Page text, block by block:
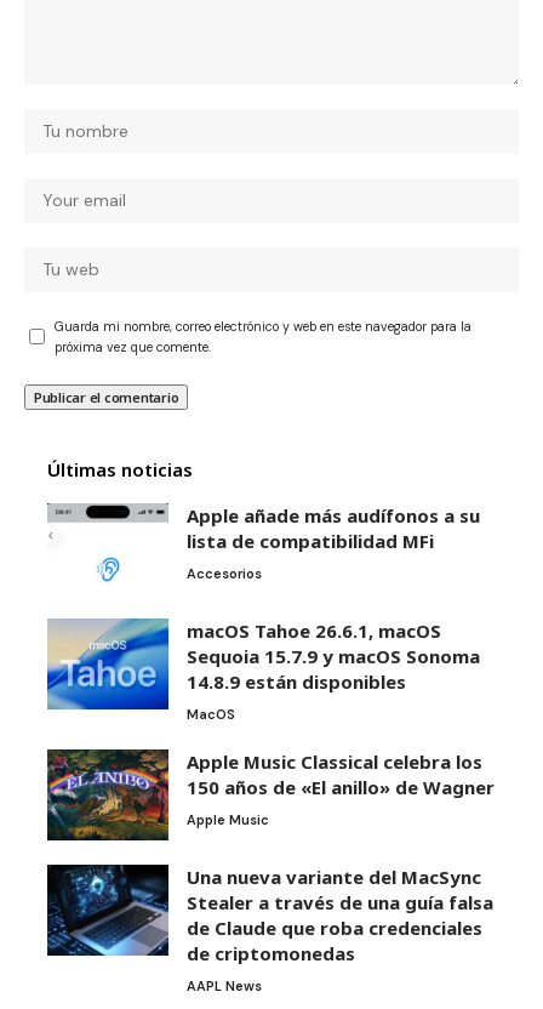
Guarda mi nombre, correo electrónico y web en este navegador para la
próxima vez que comente.
Últimas noticias
Apple añade más audífonos a su
lista de compatibilidad MFi
Accesorios
macOS Tahoe 26.6.1, macOS
Sequoia 15.7.9 y macOS Sonoma
14.8.9 están disponibles
MacOS
Apple Music Classical celebra los
150 años de «El anillo» de Wagner
Apple Music
Una nueva variante del MacSync
Stealer a través de una guía falsa
de Claude que roba credenciales
de criptomonedas
AAPL News